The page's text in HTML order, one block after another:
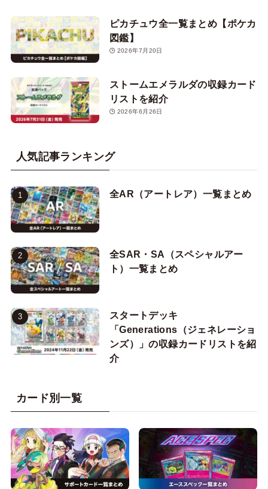
ピカチュウ全一覧まとめ【ポケカ
図鑑】
2026年7月20日
ストームエメラルダの収録カード
リストを紹介
2026年6月26日
人気記事ランキング
全AR（アートレア）一覧まとめ
全SAR・SA（スペシャルアー
ト）一覧まとめ
スタートデッキ
「Generations（ジェネレーショ
ンズ）」の収録カードリストを紹
介
カード別一覧